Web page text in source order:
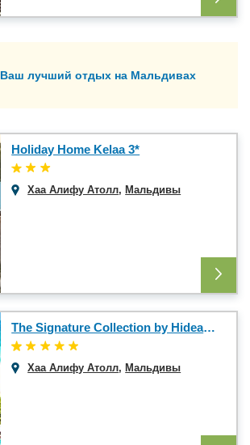
Ваш лучший отдых на Мальдивах
Holiday Home Kelaa 3*
Хаа Алифу Атолл, Мальдивы
The Signature Collection by Hideaway 5*
Хаа Алифу Атолл, Мальдивы